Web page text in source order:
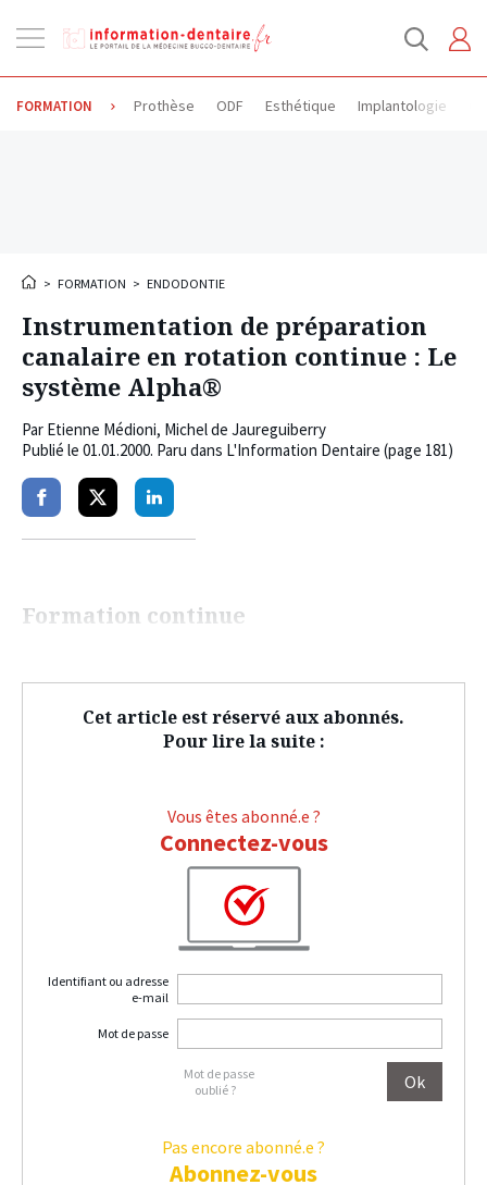
la
FORMATION Prothèse ODF Esthétique Implantologie
> FORMATION > ENDODONTIE
Instrumentation de préparation
canalaire en rotation continue : Le
système Alpha®
Par Etienne Médioni, Michel de Jaureguiberry
Publié le 01.01.2000. Paru dans L'Information Dentaire (page 181)
PartagerPartagerPartager
Formation continue
Cet article est réservé aux abonnés.
Pour lire la suite :
Vous êtes abonné.e ?
Connectez-vous
Identifiant ou adresse
e-mail
Mot de passe
Mot de passe
oublié ?
Pas encore abonné.e ?
Abonnez-vous